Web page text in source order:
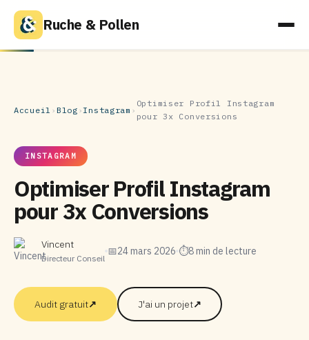
Ruche & Pollen
Accueil › Blog ›Instagram ›
Optimiser Profil Instagram
pour 3x Conversions
INSTAGRAM
Optimiser Profil Instagram
pour 3x Conversions
Vincent
Directeur Conseil
📅24 mars 2026 ⏱8 min de lecture
Audit gratuit↗ J'ai un projet↗